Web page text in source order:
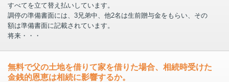
すべてを立て替え払いしています。
調停の準備書面には、3兄弟中、他2名は生前贈与金をもらい、その
額は準備書面に記載されています。
将来・・・
無料で父の土地を借りて家を借りた場合、相続時受けた
金銭的恩恵は相続に影響するか。